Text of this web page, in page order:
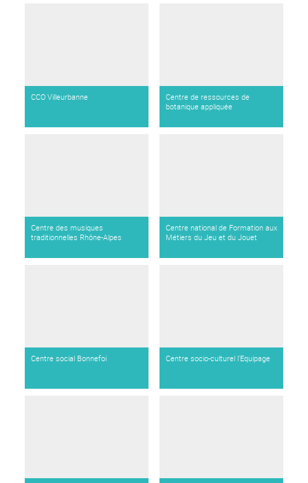
CCO Villeurbanne
Centre de ressources de
botanique appliquée
Centre des musiques
traditionnelles Rhône-Alpes
Centre national de Formation aux
Métiers du Jeu et du Jouet
Centre social Bonnefoi Centre socio-culturel l’Equipage